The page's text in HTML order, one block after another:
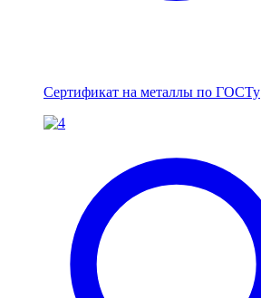
Сертификат на металлы по ГОСТу